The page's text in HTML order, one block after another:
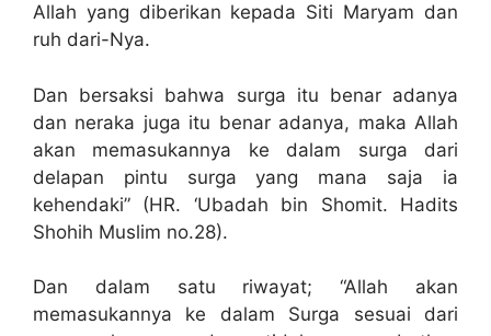
Allah yang diberikan kepada Siti Maryam dan
ruh dari-Nya.
Dan bersaksi bahwa surga itu benar adanya
dan neraka juga itu benar adanya, maka Allah
akan memasukannya ke dalam surga dari
delapan pintu surga yang mana saja ia
kehendaki” (HR. ‘Ubadah bin Shomit. Hadits
Shohih Muslim no.28).
Dan dalam satu riwayat; “Allah akan
memasukannya ke dalam Surga sesuai dari